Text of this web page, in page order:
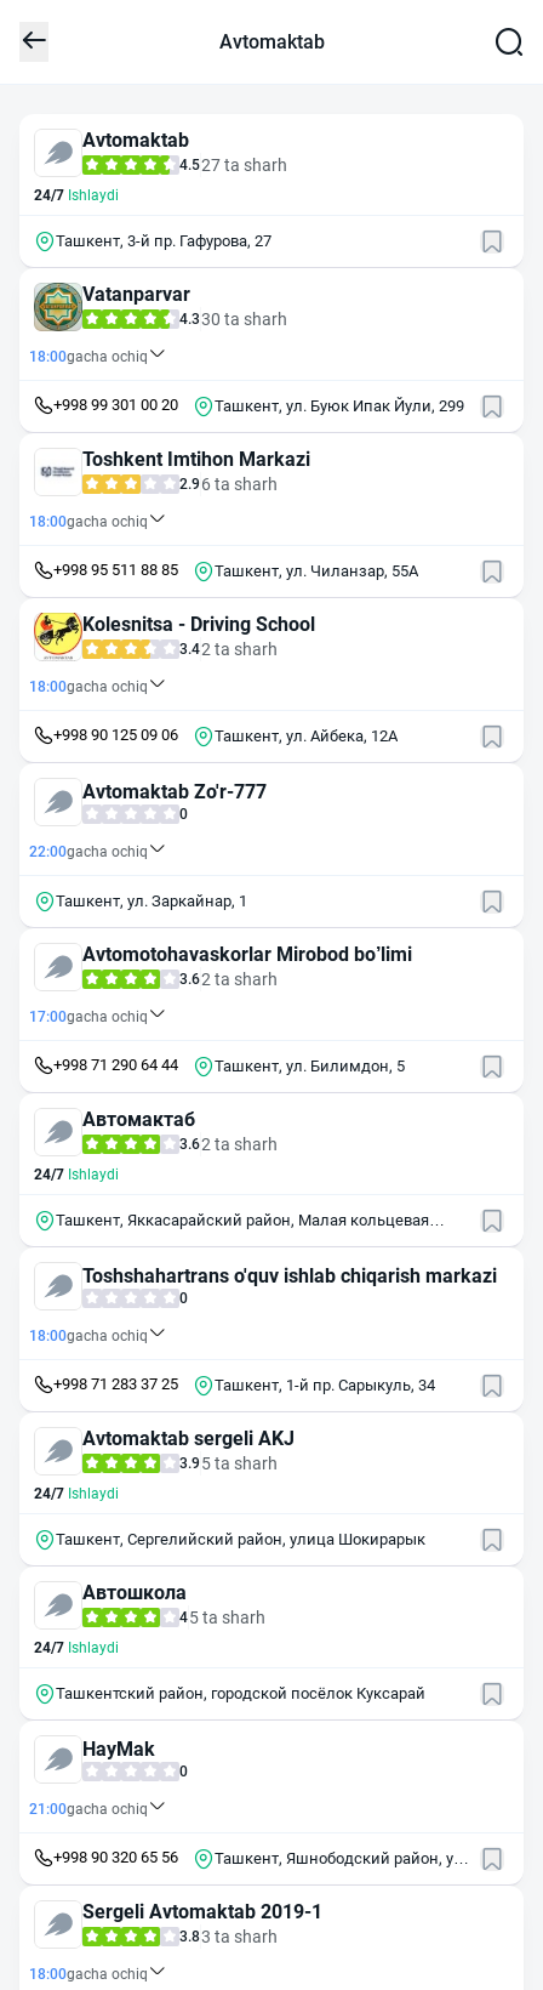
Avtomaktab
Avtomaktab
4.527 ta sharh
24/7 Ishlaydi
Ташкент, 3-й пр. Гафурова, 27
Vatanparvar
4.330 ta sharh
18:00gacha ochiq
+998 99 301 00 20 Ташкент, ул. Буюк Ипак Йули, 299
Toshkent Imtihon Markazi
2.9 6 ta sharh
18:00gacha ochiq
+998 95 511 88 85 Ташкент, ул. Чиланзар, 55А
Kolesnitsa - Driving School
3.42 ta sharh
18:00gacha ochiq
+998 90 125 09 06 Ташкент, ул. Айбека, 12А
Avtomaktab Zo'r-777
0
22:00gacha ochiq
Ташкент, ул. Заркайнар, 1
Avtomotohavaskorlar Mirobod bo’limi
3.62 ta sharh
17:00gacha ochiq
+998 71 290 64 44 Ташкент, ул. Билимдон, 5
Автомактаб
3.62 ta sharh
24/7 Ishlaydi
Ташкент, Яккасарайский район, Малая кольцевая
Toshshahartrans o'quv ishlab chiqarish markazi
0
18:00gacha ochiq
+998 71 283 37 25 Ташкент, 1-й пр. Сарыкуль, 34
Avtomaktab sergeli AKJ
3.9 5 ta sharh
24/7 Ishlaydi
Ташкент, Сергелийский район, улица Шокирарык
Автошкола
45 ta sharh
24/7 Ishlaydi
Ташкентский район, городской посёлок Куксарай
HayMak
0
21:00gacha ochiq
+998 90 320 65 56
Ташкент, Яшнободский район, ул.
Sergeli Avtomaktab 2019-1
3.83 ta sharh
18:00gacha ochiq